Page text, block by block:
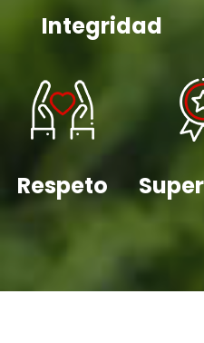
Integridad
Respeto